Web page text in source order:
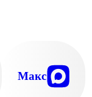
Макс